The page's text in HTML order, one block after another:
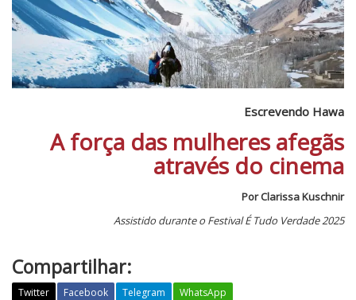
Escrevendo Hawa
A força das mulheres afegãs
através do cinema
Por Clarissa Kuschnir
Assistido durante o Festival É Tudo Verdade 2025
Compartilhar:
Twitter Facebook Telegram WhatsApp